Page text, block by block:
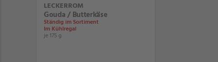
LECKERROM
Gouda / Butterkäse
Ständig im Sortiment
Im Kühlregal
je 175 g